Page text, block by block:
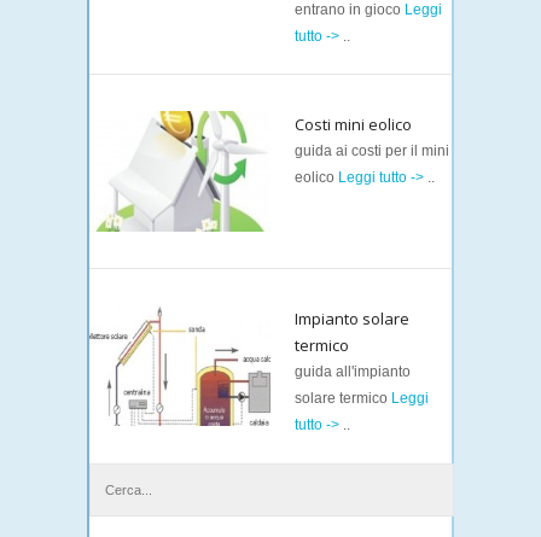
entrano in gioco Leggi
tutto -> ..
Costi mini eolico
guida ai costi per il mini
eolico Leggi tutto -> ..
Impianto solare
termico
guida all'impianto
solare termico Leggi
tutto -> ..